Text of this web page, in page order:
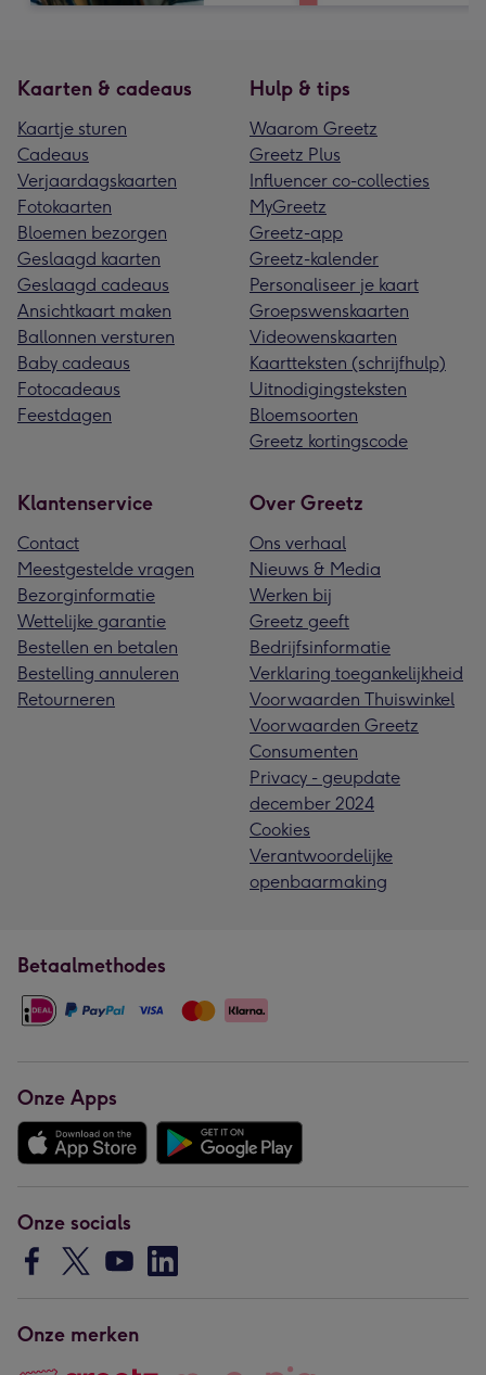
Kaarten & cadeaus
Kaartje sturen
Cadeaus
Verjaardagskaarten
Fotokaarten
Bloemen bezorgen
Geslaagd kaarten
Geslaagd cadeaus
Ansichtkaart maken
Ballonnen versturen
Baby cadeaus
Fotocadeaus
Feestdagen
Hulp & tips
Waarom Greetz
Greetz Plus
Influencer co-collecties
MyGreetz
Greetz-app
Greetz-kalender
Personaliseer je kaart
Groepswenskaarten
Videowenskaarten
Kaartteksten (schrijfhulp)
Uitnodigingsteksten
Bloemsoorten
Greetz kortingscode
Klantenservice
Contact
Meestgestelde vragen
Bezorginformatie
Wettelijke garantie
Bestellen en betalen
Bestelling annuleren
Retourneren
Over Greetz
Ons verhaal
Nieuws & Media
Werken bij
Greetz geeft
Bedrijfsinformatie
Verklaring toegankelijkheid
Voorwaarden Thuiswinkel
Voorwaarden Greetz
Consumenten
Privacy - geupdate
december 2024
Cookies
Verantwoordelijke
openbaarmaking
Betaalmethodes
Onze Apps
Onze socials
Onze merken